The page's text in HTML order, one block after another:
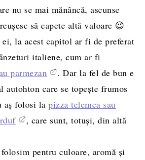
nu se mai mănâncă, ascunse
să capete altă valoare 😉
la acest capitol ar fi de preferat
italiene, cum ar fi
parmezan
. Dar la fel de bun e
autohton care se topește frumos
aș folosi lapizza telemea sau
, care sunt, totuși, din altă
pentru culoare, aromă și